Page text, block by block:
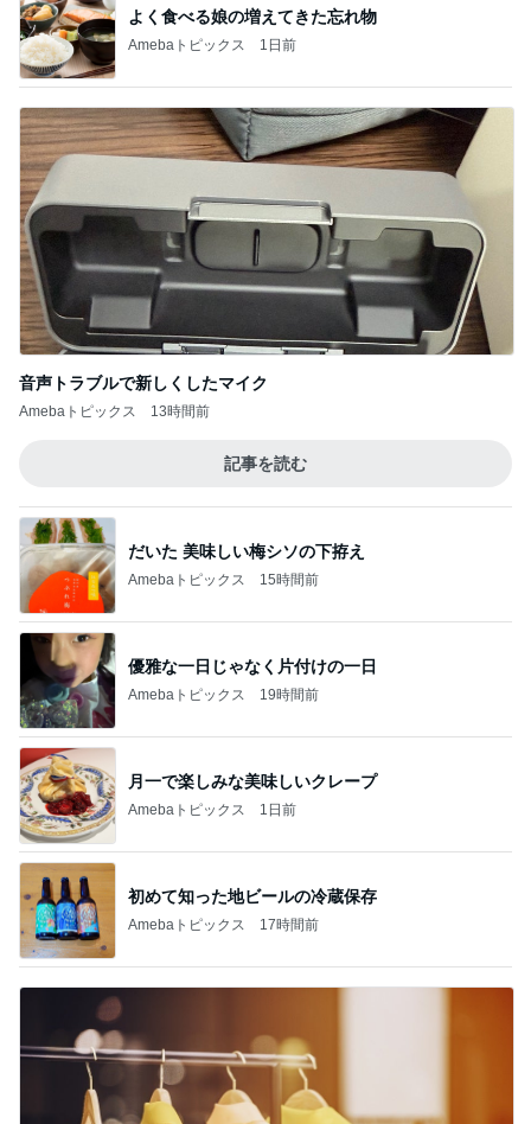
よく食べる娘の増えてきた忘れ物
Amebaトピックス 1日前
音声トラブルで新しくしたマイク
Amebaトピックス 13時間前
記事を読む
だいた 美味しい梅シソの下拵え
Amebaトピックス 15時間前
優雅な一日じゃなく片付けの一日
Amebaトピックス 19時間前
月一で楽しみな美味しいクレープ
Amebaトピックス 1日前
初めて知った地ビールの冷蔵保存
Amebaトピックス 17時間前